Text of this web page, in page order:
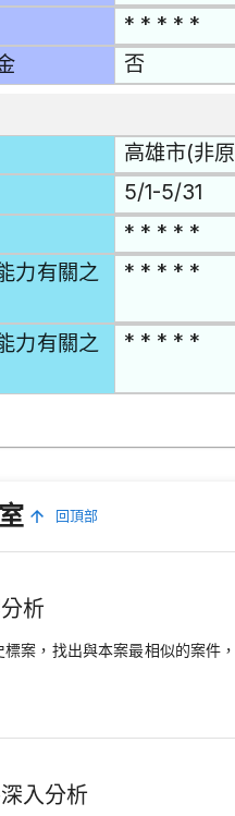
* * * * *
否
高雄市(非
5/1-5/31
* * * * *
力有關之
* * * * *
力有關之
* * * * *
回頂部
析
案，找出與本案最相似的案件
入分析